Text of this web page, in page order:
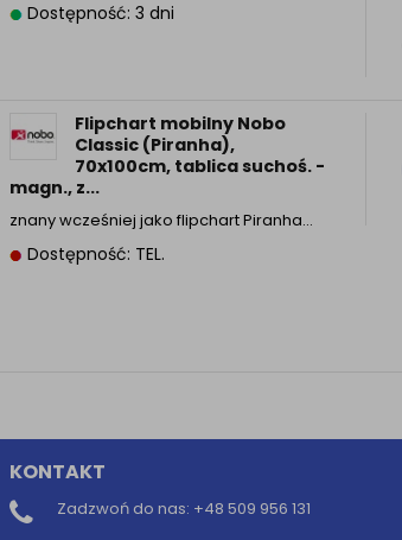
Dostępność: 3 dni
Flipchart mobilny Nobo
Classic (Piranha),
70x100cm, tablica suchoś. -
magn., z...
znany wcześniej jako flipchart Piranha…
Dostępność: TEL.
KONTAKT
Zadzwoń do nas: +48 509 956 131